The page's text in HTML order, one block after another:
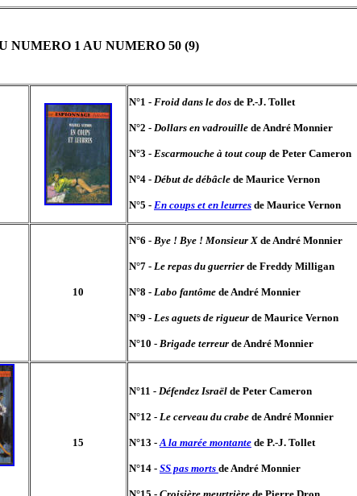
NUMERO 1 AU NUMERO 50 (9)
N°1 - Froid dans le dos de P.-J. Tollet
N°2 - Dollars en vadrouille de André Monnier
N°3 - Escarmouche à tout coup de Peter Cameron
N°4 - Début de débâcle de Maurice Vernon
N°5 - En coups et en leurres de Maurice Vernon
10
N°6 - Bye ! Bye ! Monsieur X de André Monnier
N°7 - Le repas du guerrier de Freddy Milligan
N°8 - Labo fantôme de André Monnier
N°9 - Les aguets de rigueur de Maurice Vernon
N°10 - Brigade terreur de André Monnier
15
N°11 - Défendez Israël de Peter Cameron
N°12 - Le cerveau du crabe de André Monnier
N°13 -A la marée montante de P.-J. Tollet
N°14 - SS pas morts de André Monnier